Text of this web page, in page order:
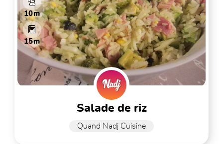
10m
15m
salade de riz
Quand Nadj Cuisine